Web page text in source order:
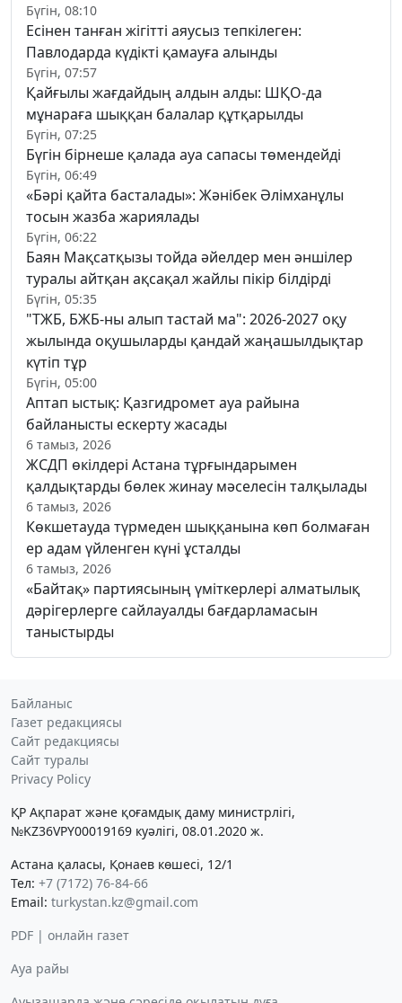
Бүгін, 08:10
Есінен танған жігітті аяусыз тепкілеген:
Павлодарда күдікті қамауға алынды
Бүгін, 07:57
Қайғылы жағдайдың алдын алды: ШҚО-да
мұнараға шыққан балалар құтқарылды
Бүгін, 07:25
Бүгін бірнеше қалада ауа сапасы төмендейді
Бүгін, 06:49
«Бәрі қайта басталады»: Жәнібек Әлімханұлы
тосын жазба жариялады
Бүгін, 06:22
Баян Мақсатқызы тойда әйелдер мен әншілер
туралы айтқан ақсақал жайлы пікір білдірді
Бүгін, 05:35
"ТЖБ, БЖБ-ны алып тастай ма": 2026-2027 оқу
жылында оқушыларды қандай жаңашылдықтар
күтіп тұр
Бүгін, 05:00
Аптап ыстық: Қазгидромет ауа райына
байланысты ескерту жасады
6 тамыз, 2026
ЖСДП өкілдері Астана тұрғындарымен
қалдықтарды бөлек жинау мәселесін талқылады
6 тамыз, 2026
Көкшетауда түрмеден шыққанына көп болмаған
ер адам үйленген күні ұсталды
6 тамыз, 2026
«Байтақ» партиясының үміткерлері алматылық
дәрігерлерге сайлауалды бағдарламасын
таныстырды
Байланыс
Газет редакциясы
Сайт редакциясы
Сайт туралы
Privacy Policy
ҚР Ақпарат және қоғамдық даму министрлігі,
№KZ36VPY00019169 куәлігі, 08.01.2020 ж.
Астана қаласы, Қонаев көшесі, 12/1
Тел: +7 (7172) 76-84-66
Email: turkystan.kz@gmail.com
PDF | онлайн газет
Ауа райы